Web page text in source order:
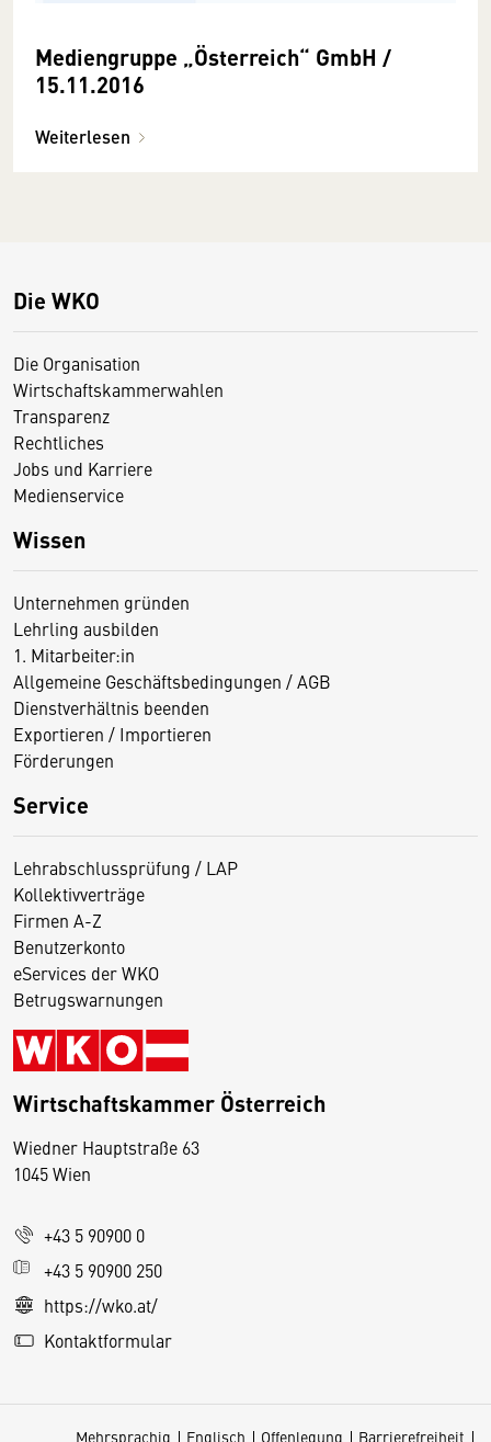
Mediengruppe „Österreich“ GmbH /
15.11.2016
Weiterlesen
Die WKO
Die Organisation
Wirtschaftskammerwahlen
Transparenz
Rechtliches
Jobs und Karriere
Medienservice
Wissen
Unternehmen gründen
Lehrling ausbilden
1. Mitarbeiter:in
Allgemeine Geschäftsbedingungen / AGB
Dienstverhältnis beenden
Exportieren / Importieren
Förderungen
Service
Lehrabschlussprüfung / LAP
Kollektivverträge
Firmen A-Z
Benutzerkonto
eServices der WKO
Betrugswarnungen
Wirtschaftskammer Österreich
Wiedner Hauptstraße 63
1045 Wien
+43 5 90900 0
+43 5 90900 250
https://wko.at/
Kontaktformular
Mehrsprachig Englisch Offenlegung Barrierefreiheit
D
s
e
S
e